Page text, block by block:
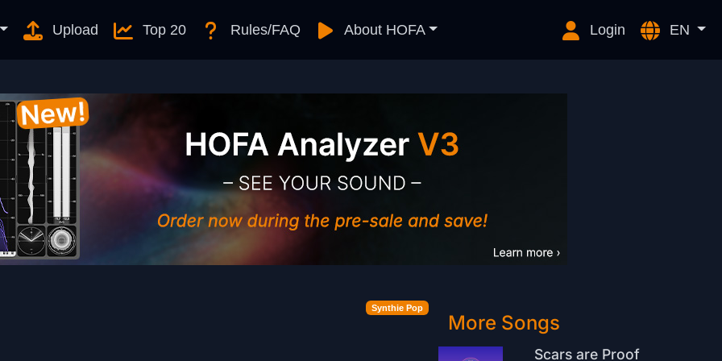
Upload Top 20 Rules/FAQ About HOFA Login EN
Synthie Pop
More Songs
Scars are Proof